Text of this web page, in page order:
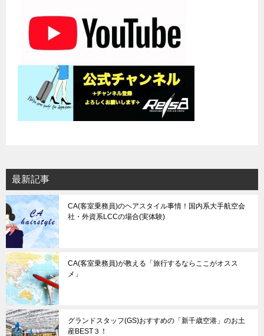
最新記事
CA(客室乗務員)のヘアスタイル事情！国内系大手航空会
社・外資系LCCの場合(実体験)
CA(客室乗務員)が教える「旅行するならここがオスス
メ」
グランドスタッフ(GS)おすすめの「新千歳空港」のお土
産BEST３！